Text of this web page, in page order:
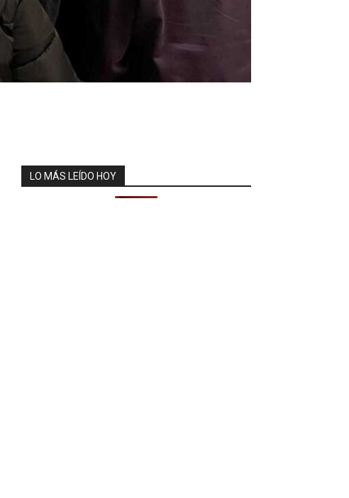
LO MÁS LEÍDO HOY